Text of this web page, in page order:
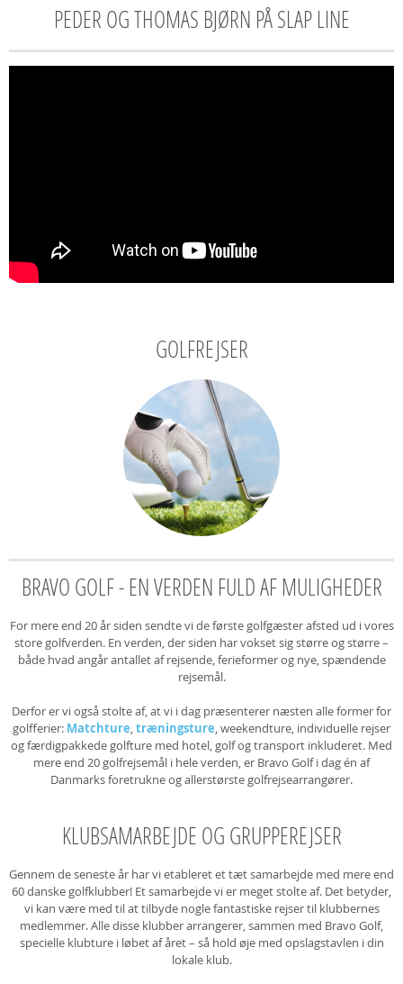
PEDER OG THOMAS BJØRN PÅ SLAP LINE
GOLFREJSER
BRAVO GOLF - EN VERDEN FULD AF MULIGHEDER
For mere end 20 år siden sendte vi de første golfgæster afsted ud i vores
store golfverden. En verden, der siden har vokset sig større og større –
både hvad angår antallet af rejsende, ferieformer og nye, spændende
rejsemål.
Derfor er vi også stolte af, at vi i dag præsenterer næsten alle former for
golfferier: Matchture,træningsture, weekendture, individuelle rejser
og færdigpakkede golfture med hotel, golf og transport inkluderet. Med
mere end 20 golfrejsemål i hele verden, er Bravo Golf i dag én af
Danmarks foretrukne og allerstørste golfrejsearrangører.
KLUBSAMARBEJDE OG GRUPPEREJSER
Gennem de seneste år har vi etableret et tæt samarbejde med mere end
60 danske golfklubber! Et samarbejde vi er meget stolte af. Det betyder,
vi kan være med til at tilbyde nogle fantastiske rejser til klubbernes
medlemmer. Alle disse klubber arrangerer, sammen med Bravo Golf,
specielle klubture i løbet af året – så hold øje med opslagstavlen i din
lokale klub.